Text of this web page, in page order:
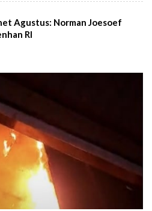
Agustus: Norman Joesoef
RI